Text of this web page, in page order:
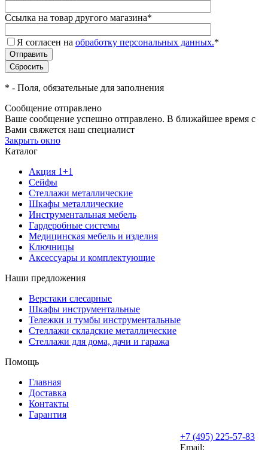
Ссылка на товар другого магазина*
Я согласен на обработку персональных данных.*
* - Поля, обязательные для заполнения
Сообщение отправлено
Ваше сообщение успешно отправлено. В ближайшее время с
Вами свяжется наш специалист
Закрыть окно
Каталог
Акция 1+1
Сейфы
Стеллажи металлические
Шкафы металлические
Инструментальная мебель
Гардеробные системы
Медицинская мебель и изделия
Ключницы
Аксессуары и комплектующие
Наши предложения
Верстаки слесарные
Шкафы инструментальные
Тележки и тумбы инструментальные
Стеллажи складские металлические
Стеллажи для дома, дачи и гаража
Помощь
Главная
Доставка
Контакты
Гарантия
+7 (495) 225-57-83
Email: